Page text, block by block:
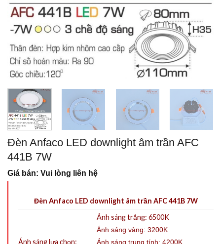
Đèn Anfaco LED downlight âm trần AFC
441B 7W
Giá bán: Vui lòng liên hệ
Đèn Anfaco LED downlight âm trần AFC 441B 7W
Ánh sáng lựa chọn:
Ánh sáng trắng: 6500K
Ánh sáng vàng: 3200K
Ánh sáng trung tính: 4200K